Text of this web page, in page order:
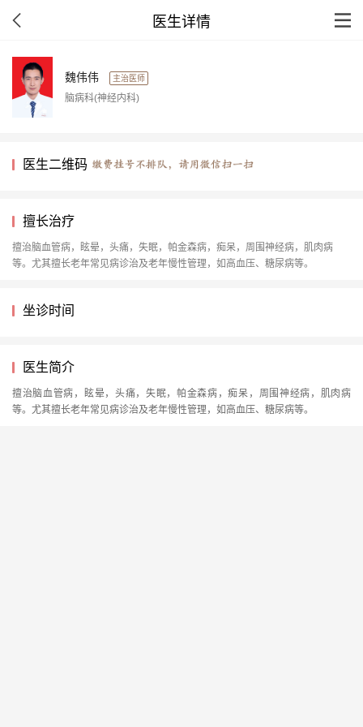
医生详情
魏伟伟 主治医师
脑病科(神经内科)
医生二维码
擅长治疗
擅治脑血管病，眩晕，头痛，失眠，帕金森病，痴呆，周围神经病，肌肉病
等。尤其擅长老年常见病诊治及老年慢性管理，如高血压、糖尿病等。
坐诊时间
医生简介
擅治脑血管病，眩晕，头痛，失眠，帕金森病，痴呆，周围神经病，肌肉病
等。尤其擅长老年常见病诊治及老年慢性管理，如高血压、糖尿病等。